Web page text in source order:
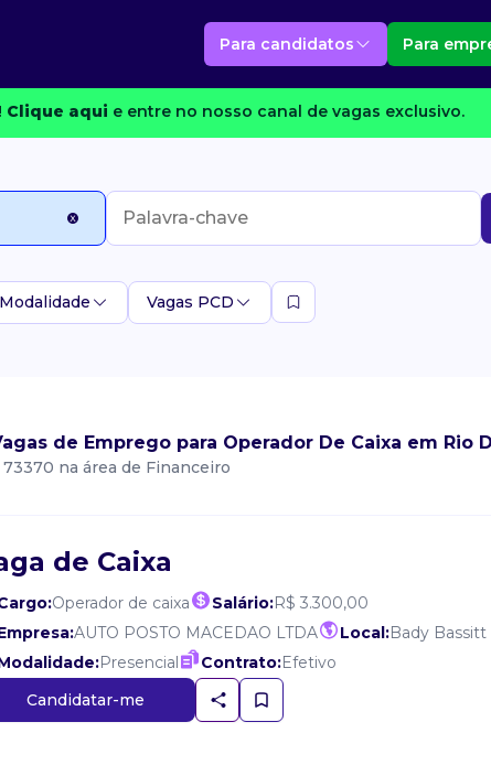
Para candidatos Para
Clique aqui e entre no nosso canal de vagas exclusivo.
Modalidade Vagas PCD
de Emprego para Operador De Caixa em Rio
na área de Financeiro
de Caixa
Operador de caixa Salário:R$ 3.300,00
AUTO POSTO MACEDAO LTDA Local:Bady Bassitt
Presencial Contrato:Efetivo
Candidatar-me